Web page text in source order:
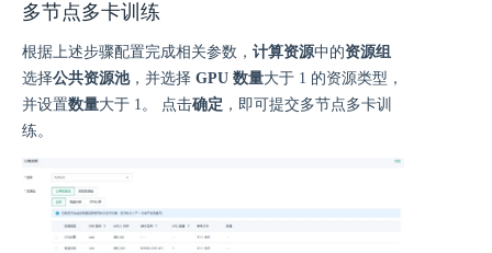
多节点多卡训练
根据上述步骤配置完成相关参数， 计算资源中的资源组
选择公共资源池，并选择 GPU 数量大于 1 的资源类型，
并设置数量大于 1。 点击确定 ，即可提交多节点多卡训
练。